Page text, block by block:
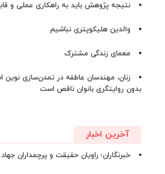
نتیجه پژوهش باید به راهکاری عملی و
والدین هلیکوپتری نباشیم
معمای زندگی مشترک
زنان، مهندسان عاطفه در تمدن‌سازی
بدون روایتگری بانوان ناقص است
آخرین اخبار
خبرنگاران؛ راویان حقیقت و پرچمداران